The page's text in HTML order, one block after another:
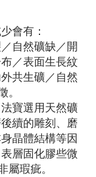
會有：
自然礦缺／開
／表面生長紋
共生礦／自然
寶選用天然礦
續的雕刻、磨
晶體結構等因
層固化膠些微
瑕疵。